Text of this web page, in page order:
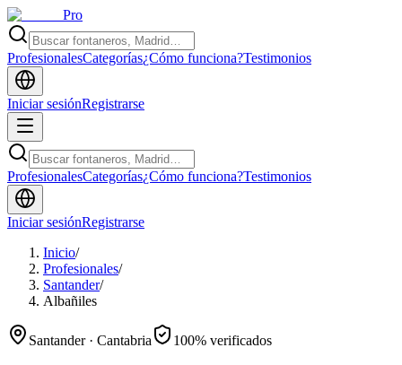
Pro
ProfesionalesCategorías¿Cómo funciona?Testimonios
Iniciar sesiónRegistrarse
ProfesionalesCategorías¿Cómo funciona?Testimonios
Iniciar sesiónRegistrarse
Inicio/
Profesionales/
Santander/
Albañiles
Santander · Cantabria 100% verificados